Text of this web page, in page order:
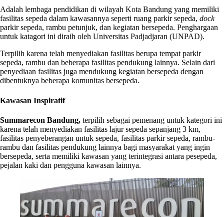
Adalah lembaga pendidikan di wilayah Kota Bandung yang memiliki
fasilitas sepeda dalam kawasannya seperti ruang parkir sepeda, dock
parkir sepeda, rambu petunjuk, dan kegiatan bersepeda. Penghargaan
untuk katagori ini diraih oleh Universitas Padjadjaran (UNPAD).
Terpilih karena telah menyediakan fasilitas berupa tempat parkir
sepeda, rambu dan beberapa fasilitas pendukung lainnya. Selain dari
penyediaan fasilitas juga mendukung kegiatan bersepeda dengan
dibentuknya beberapa komunitas bersepeda.
Kawasan Inspiratif
Summarecon Bandung, terpilih sebagai pemenang untuk kategori ini
karena telah menyediakan fasilitas lajur sepeda sepanjang 3 km,
fasilitas penyeberangan untuk sepeda, fasilitas parkir sepeda, rambu-
rambu dan fasilitas pendukung lainnya bagi masyarakat yang ingin
bersepeda, serta memiliki kawasan yang terintegrasi antara pesepeda,
pejalan kaki dan pengguna kawasan lainnya.